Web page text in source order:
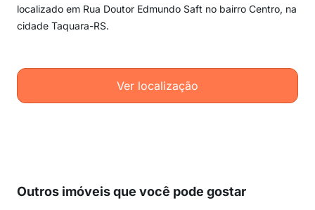
localizado em Rua Doutor Edmundo Saft no bairro Centro, na
cidade Taquara-RS.
Ver localização
Outros imóveis que você pode gostar